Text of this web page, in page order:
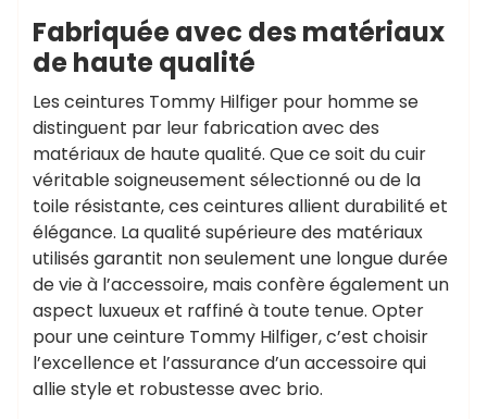
Fabriquée avec des matériaux
de haute qualité
Les ceintures Tommy Hilfiger pour homme se
distinguent par leur fabrication avec des
matériaux de haute qualité. Que ce soit du cuir
véritable soigneusement sélectionné ou de la
toile résistante, ces ceintures allient durabilité et
élégance. La qualité supérieure des matériaux
utilisés garantit non seulement une longue durée
de vie à l’accessoire, mais confère également un
aspect luxueux et raffiné à toute tenue. Opter
pour une ceinture Tommy Hilfiger, c’est choisir
l’excellence et l’assurance d’un accessoire qui
allie style et robustesse avec brio.